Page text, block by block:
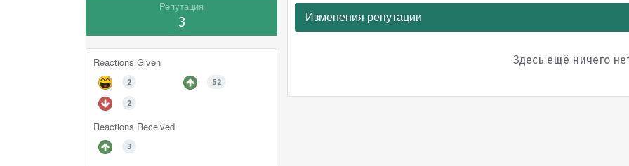
Репутация
3
Reactions Given
2 52
2
Reactions Received
3
Изменения репутации
Здесь ещё ничего